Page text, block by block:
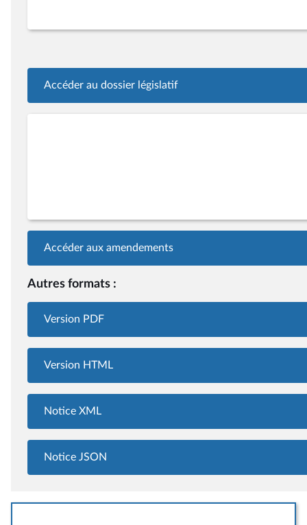
Accéder au dossier législatif
Accéder aux amendements
Autres formats :
Version PDF
Version HTML
Notice XML
Notice JSON